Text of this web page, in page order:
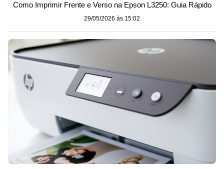
Como Imprimir Frente e Verso na Epson L3250: Guia Rápido
29/05/2026 às 15:02